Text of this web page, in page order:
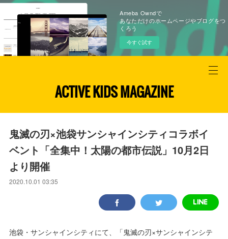
Ameba Owndで
あなただけのホームページやブログをつ
くろう
今すぐ試す
ACTIVE KIDS MAGAZINE
鬼滅の刃×池袋サンシャインシティコラボイ
ベント「全集中！太陽の都市伝説」10月2日
より開催
2020.10.01 03:35
池袋・サンシャインシティにて、「鬼滅の刃×サンシャインシテ